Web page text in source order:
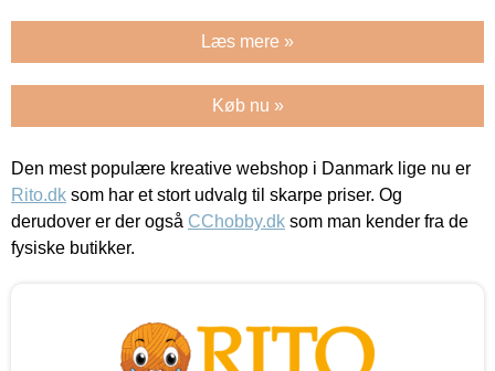
Læs mere »
Køb nu »
Den mest populære kreative webshop i Danmark lige nu er
Rito.dk som har et stort udvalg til skarpe priser. Og
derudover er der også CChobby.dk som man kender fra de
fysiske butikker.